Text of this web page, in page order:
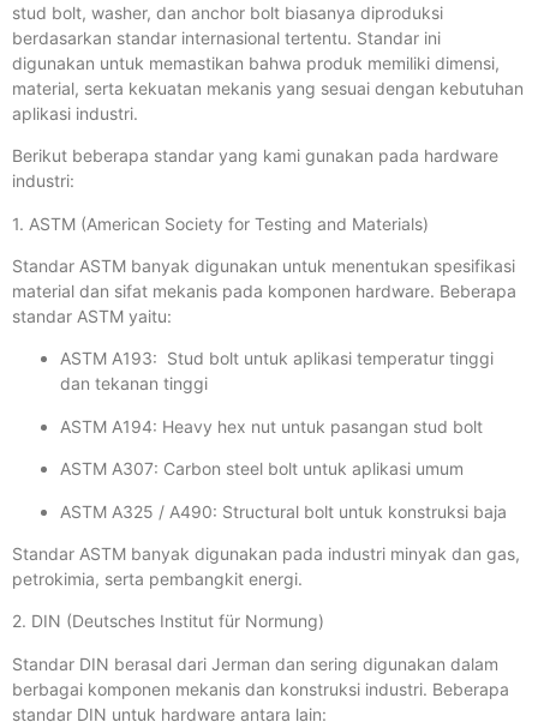
stud bolt, washer, dan anchor bolt biasanya diproduksi
berdasarkan standar internasional tertentu. Standar ini
digunakan untuk memastikan bahwa produk memiliki dimensi,
material, serta kekuatan mekanis yang sesuai dengan kebutuhan
aplikasi industri.
Berikut beberapa standar yang kami gunakan pada hardware
industri:
1. ASTM (American Society for Testing and Materials)
Standar ASTM banyak digunakan untuk menentukan spesifikasi
material dan sifat mekanis pada komponen hardware. Beberapa
standar ASTM yaitu:
ASTM A193: Stud bolt untuk aplikasi temperatur tinggi
dan tekanan tinggi
ASTM A194: Heavy hex nut untuk pasangan stud bolt
ASTM A307: Carbon steel bolt untuk aplikasi umum
ASTM A325 / A490: Structural bolt untuk konstruksi baja
Standar ASTM banyak digunakan pada industri minyak dan gas,
petrokimia, serta pembangkit energi.
2. DIN (Deutsches Institut für Normung)
Standar DIN berasal dari Jerman dan sering digunakan dalam
berbagai komponen mekanis dan konstruksi industri. Beberapa
standar DIN untuk hardware antara lain: